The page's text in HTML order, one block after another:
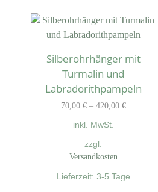
Silberohrhänger mit
Turmalin und
Labradorithpampeln
70,00 €– 420,00 €
inkl. MwSt.
zzgl.
Versandkosten
Lieferzeit: 3-5 Tage